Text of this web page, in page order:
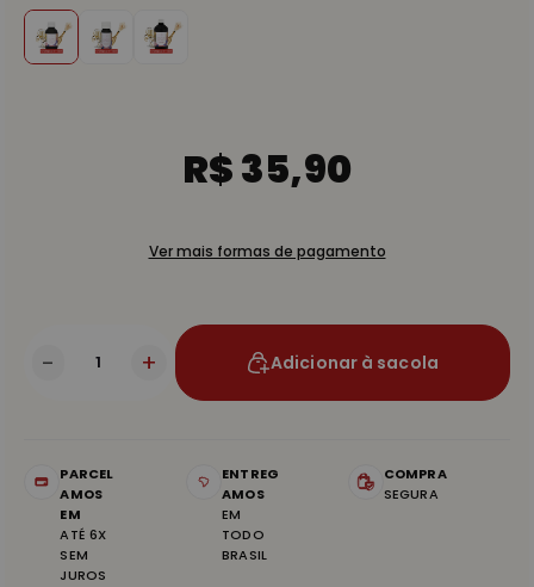
R$ 35,90
Ver mais formas de pagamento
- + Adicionar à sacola
PARCEL
AMOS
EM
ATÉ 6X
SEM
JUROS
ENTREG
AMOS
EM
TODO
BRASIL
COMPRA
SEGURA